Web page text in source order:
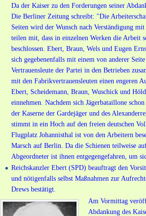
Da der Kaiser zu den Forderungen seiner
Die Berliner Zeitung schreibt: "Die
Seiten wird der Wunsch nach Verständigung
teilen mit, dass in einzelnen Werken die Arbeit
beschlossen. Ebert, Braun, Wels und Eugen
sich gegebenenfalls mit einem von anderer
Vertrauensleute der Partei in den Betrieben
mit den Fabrikvertrauensleuten einen engeren
Ebert, Scheidemann, Braun, Wuschick und
einnehmen. Nachdem sich Jägerbataillone
der Kaserne der Gardejäger und des
stimmt in ein Hoch auf den freien deutschen
Flugplatz Johannisthal ist von den Arbeitern
Marsch auf Berlin. Da die Schienen teilweise
Abgeordneter ist ihnen entgegengefahren, um
Reichskanzler Ebert (SPD) beauftragt den
und nötigenfalls selbst Maßnahmen zur
Drews bestätigt.
Am Vormittag
Abdankung des